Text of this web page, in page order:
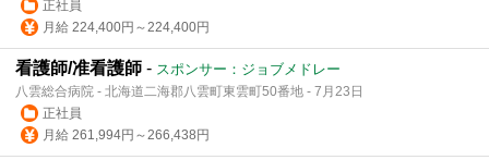
正社員
月給 224,400円～224,400円
看護師/准看護師 - スポンサー：ジョブメドレー
八雲総合病院 - 北海道二海郡八雲町東雲町50番地 - 7月23日
正社員
月給 261,994円～266,438円